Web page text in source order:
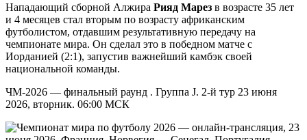
Нападающий сборной Алжира Рияд Марез в возрасте 35 лет
и 4 месяцев стал вторым по возрасту африканским
футболистом, отдавшим результативную передачу на
чемпионате мира. Он сделал это в победном матче с
Иорданией (2:1), запустив важнейший камбэк своей
национальной команды.
ЧМ-2026 — финальный раунд . Группа J. 2-й тур 23 июня
2026, вторник. 06:00 МСК